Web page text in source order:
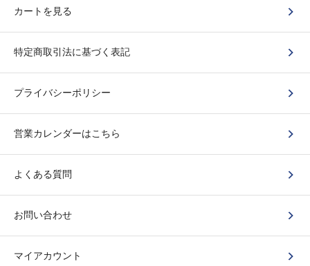
カートを見る
特定商取引法に基づく表記
プライバシーポリシー
営業カレンダーはこちら
よくある質問
お問い合わせ
マイアカウント